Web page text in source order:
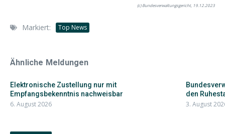
(c) Bundesverwaltungsgericht, 19.12.2023
Markiert: Top News
Ähnliche Meldungen
Elektronische Zustellung nur mit
Empfangsbekenntnis nachweisbar
6. August 2026
den
3. August